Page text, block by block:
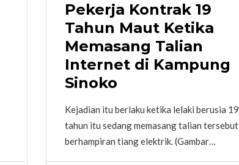
Pekerja Kontrak 19
Tahun Maut Ketika
Memasang Talian
Internet di Kampung
Sinoko
Kejadian itu berlaku ketika lelaki berusia 19
tahun itu sedang memasang talian tersebut
berhampiran tiang elektrik. (Gambar…